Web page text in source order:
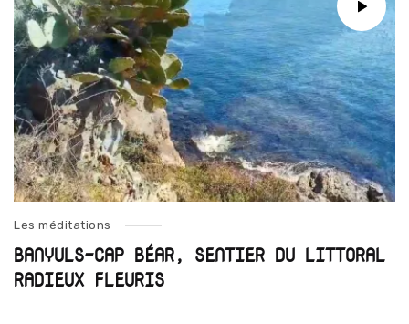
Les méditations
BANYULS-CAP BÉAR, SENTIER DU LITTORAL
RADIEUX FLEURIS